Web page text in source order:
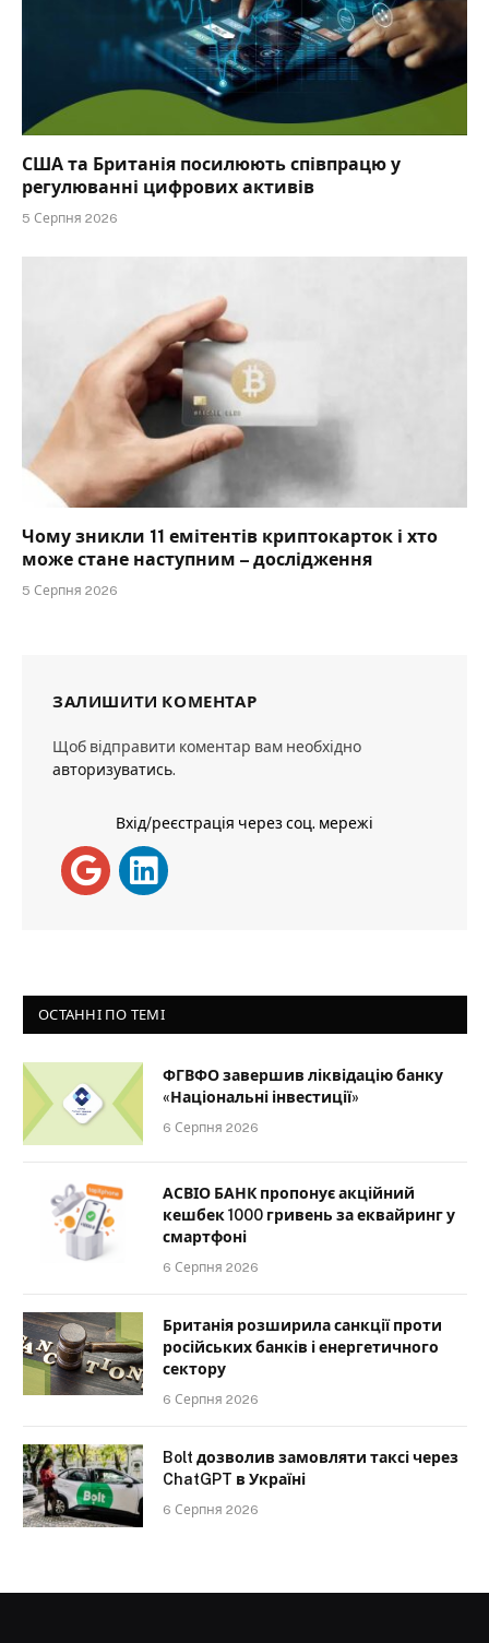
США та Британія посилюють співпрацю у
регулюванні цифрових активів
5 Серпня 2026
Чому зникли 11 емітентів криптокарток і хто
може стане наступним – дослідження
5 Серпня 2026
ЗАЛИШИТИ КОМЕНТАР
Щоб відправити коментар вам необхідно
авторизуватись.
Вхід/реєстрація через соц. мережі
ОСТАННІ ПО ТЕМІ
ФГВФО завершив ліквідацію банку
«Національні інвестиції»
6 Серпня 2026
АСВІО БАНК пропонує акційний
кешбек 1000 гривень за еквайринг у
смартфоні
6 Серпня 2026
Британія розширила санкції проти
російських банків і енергетичного
сектору
6 Серпня 2026
Bolt дозволив замовляти таксі через
ChatGPT в Україні
6 Серпня 2026